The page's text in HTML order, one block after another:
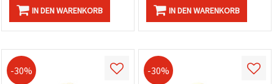
IN DEN WARENKORB IN DEN WARENKORB
-30% -30%